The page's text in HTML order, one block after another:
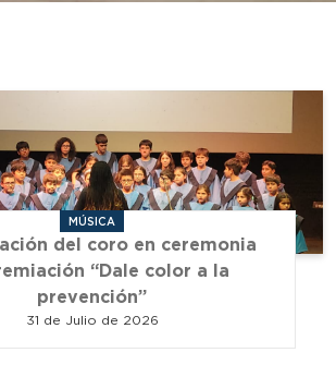
MÚSICA
del coro en ceremonia
“Dale color a la
prevención”
31 de Julio de 2026